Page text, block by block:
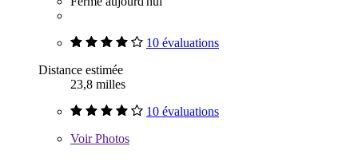
10 évaluations
Distance estimée
23,8 milles
10 évaluations
VoirPhotos